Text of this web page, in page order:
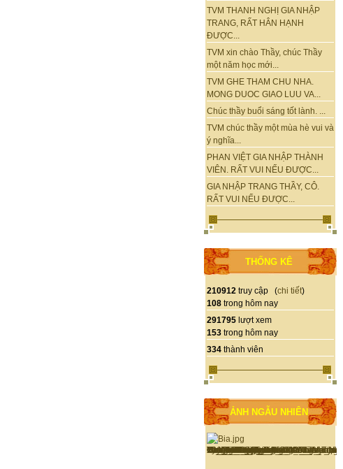
TVM THANH NGHỊ GIA NHẬP
TRANG, RẤT HÂN HẠNH
ĐƯỢC...
TVM xin chào Thầy, chúc Thầy
một năm học mới...
TVM GHE THAM CHU NHA.
MONG DUOC GIAO LUU VA...
Chúc thầy buổi sáng tốt lành. ...
TVM chúc thầy một mùa hè vui và
ý nghĩa...
PHAN VIỆT GIA NHẬP THÀNH
VIÊN. RẤT VUI NẾU ĐƯỢC...
GIA NHẬP TRANG THẦY, CÔ.
RẤT VUI NẾU ĐƯỢC...
THỐNG KÊ
210912 truy cập (chi tiết)
108 trong hôm nay
291795 lượt xem
153 trong hôm nay
334 thành viên
ẢNH NGẪU NHIÊN